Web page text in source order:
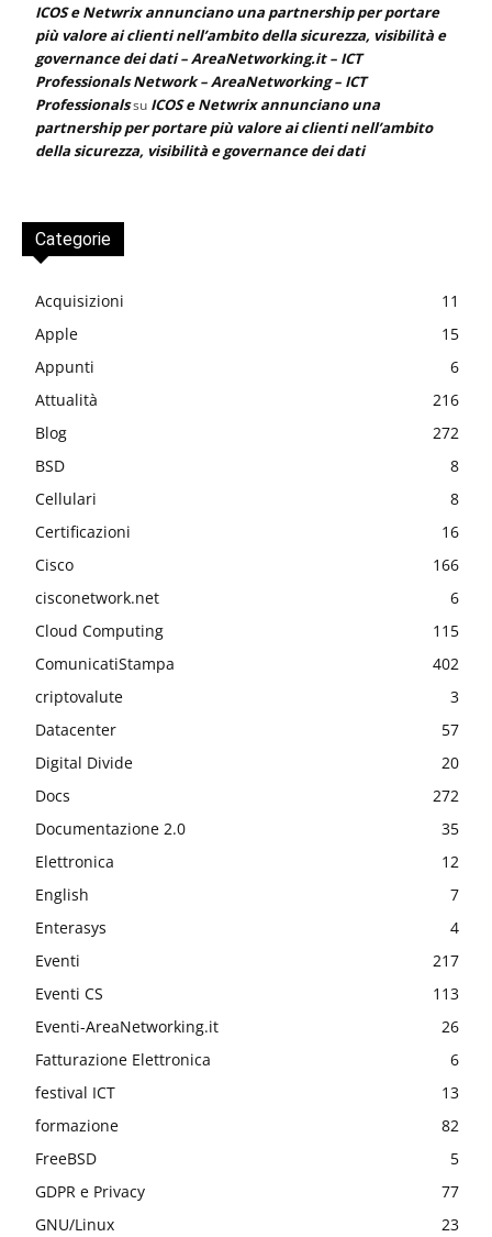
ICOS e Netwrix annunciano una partnership per portare
più valore ai clienti nell’ambito della sicurezza, visibilità e
governance dei dati – AreaNetworking.it – ICT
Professionals Network – AreaNetworking – ICT
Professionalssu ICOS e Netwrix annunciano una
partnership per portare più valore ai clienti nell’ambito
della sicurezza, visibilità e governance dei dati
Categorie
Acquisizioni
11
Apple
15
Appunti
6
Attualità
216
Blog
272
BSD
8
Cellulari
8
Certificazioni
16
Cisco
166
cisconetwork.net
6
Cloud Computing
115
ComunicatiStampa
402
criptovalute
3
Datacenter
57
Digital Divide
20
Docs
272
Documentazione 2.0
35
Elettronica
12
English
7
Enterasys
4
Eventi
217
Eventi CS
113
Eventi-AreaNetworking.it
26
Fatturazione Elettronica
6
festival ICT
13
formazione
82
FreeBSD
5
GDPR e Privacy
77
GNU/Linux
23